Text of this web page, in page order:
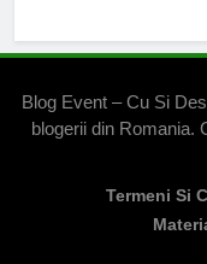
Blog Event – Cu Si
blogerii din Romania.
Termeni Si